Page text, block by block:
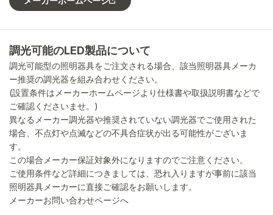
調光可能のLED製品について
調光可能型の照明器具をご注文される場合、該当照明器具メーカ
ー推奨の調光器を組み合わせください。
(設置条件はメーカーホームページより仕様書や取扱説明書などで
ご確認くださいませ。)
異なるメーカー調光器や推奨されていない調光器でご使用された
場合、不点灯や点滅などの不具合症状が出る可能性がございま
す。
この場合メーカー保証対象外になりますのでご注意ください。
ご使用条件など詳細につきましては、恐れ入りますが事前に該当
照明器具メーカーに直接ご確認をお願いします。
メーカーお問い合わせページへ